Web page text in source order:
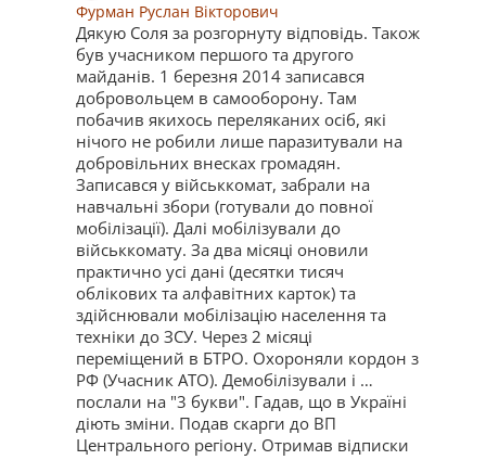
Фурман Руслан Вікторович
Дякую Соля за розгорнуту відповідь. Також
був учасником першого та другого
майданів. 1 березня 2014 записався
добровольцем в самооборону. Там
побачив якихось переляканих осіб, які
нічого не робили лише паразитували на
добровільних внесках громадян.
Записався у військкомат, забрали на
навчальні збори (готували до повної
мобілізації). Далі мобілізували до
військкомату. За два місяці оновили
практично усі дані (десятки тисяч
облікових та алфавітних карток) та
здійснювали мобілізацію населення та
техніки до ЗСУ. Через 2 місяці
переміщений в БТРО. Охороняли кордон з
РФ (Учасник АТО). Демобілізували і …
послали на "3 букви". Гадав, що в Україні
діють зміни. Подав скарги до ВП
Центрального регіону. Отримав відписки